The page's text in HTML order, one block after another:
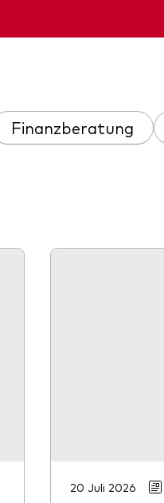
Finanzberatung
20 Juli 2026